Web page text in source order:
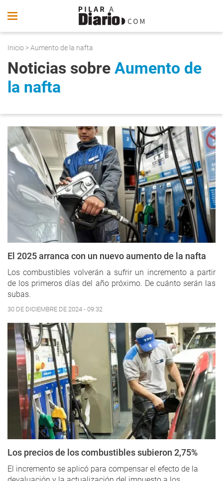
Inicio > Aumento de la nafta
Noticias sobre Aumento de
la nafta
El 2025 arranca con un nuevo aumento de la nafta
Los combustibles volverán a sufrir un incremento a partir
de los primeros días del año próximo. De cuánto serán las
subas.
30 DE DICIEMBRE DE 2024 - 09:32
Los precios de los combustibles subieron 2,75%
El incremento se aplicó para compensar el efecto de la